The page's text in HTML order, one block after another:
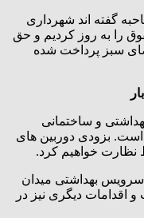
گفته اند شهرداری
را به روز کردیم و حق
سبز پرداخت شده
و ساختمانی
بزودی دوربین های
خواهیم کرد.
بهداشتی میدان
اقدامات دیگری نیز در